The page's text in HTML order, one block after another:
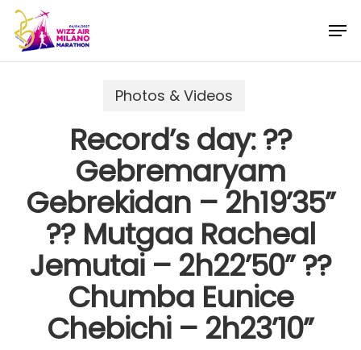
Skip
main
Photos & Videos
Record’s day: ??
Gebremaryam
Gebrekidan – 2h19’35”
?? Mutgaa Racheal
Jemutai – 2h22’50” ??
Chumba Eunice
Chebichi – 2h23’10”